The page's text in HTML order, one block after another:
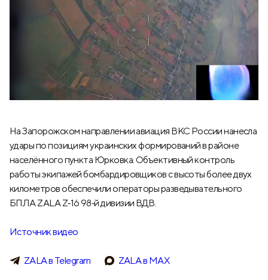
На Запорожском направлении авиация ВКС России нанесла
удары по позициям украинских формирований в районе
населённого пункта Юрковка. Объективный контроль
работы экипажей бомбардировщиков с высоты более двух
километров обеспечили операторы разведывательного
БПЛА ZALA Z‑16 98‑й дивизии ВДВ.
Источник видео
ZALA в Telegram ZALA в МАХ